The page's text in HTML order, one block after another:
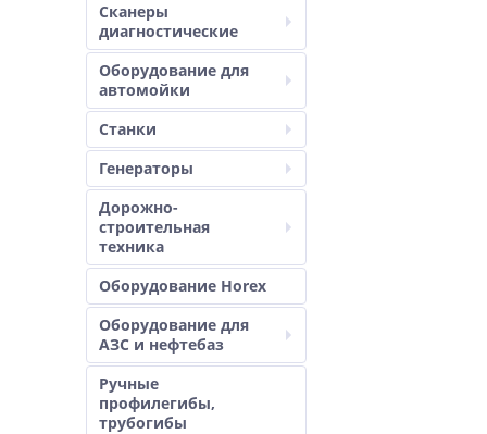
Сканеры
диагностические
Оборудование для
автомойки
Станки
Генераторы
Дорожно-
строительная
техника
Оборудование Horex
Оборудование для
АЗС и нефтебаз
Ручные
профилегибы,
трубогибы